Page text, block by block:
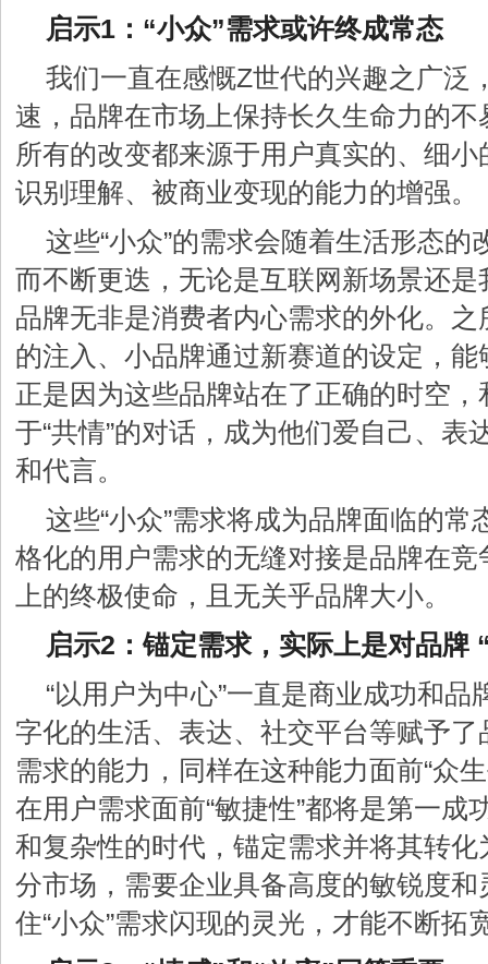
启示1：“小众”需求或许终成常态
我们一直在感慨Z世代的兴趣之广泛
速，品牌在市场上保持长久生命力的
所有的改变都来源于用户真实的、细
识别理解、被商业变现的能力的增强。
这些“小众”的需求会随着生活形态
而不断更迭，无论是互联网新场景还
品牌无非是消费者内心需求的外化。
的注入、小品牌通过新赛道的设定，
正是因为这些品牌站在了正确的时空
于“共情”的对话，成为他们爱自己、表
和代言。
这些“小众”需求将成为品牌面临的
格化的用户需求的无缝对接是品牌在
上的终极使命，且无关乎品牌大小。
启示2：锚定需求，实际上是对品牌
“以用户为中心”一直是商业成功和
字化的生活、表达、社交平台等赋予
需求的能力，同样在这种能力面前“众
在用户需求面前“敏捷性”都将是第一成
和复杂性的时代，锚定需求并将其转
分市场，需要企业具备高度的敏锐度
住“小众”需求闪现的灵光，才能不断拓